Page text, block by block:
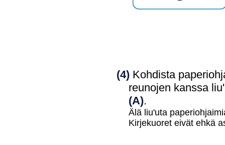
(4) Kohdista
reunojen kanssa
(A).
Älä liu'uta
Kirjekuoret eivät ehkä